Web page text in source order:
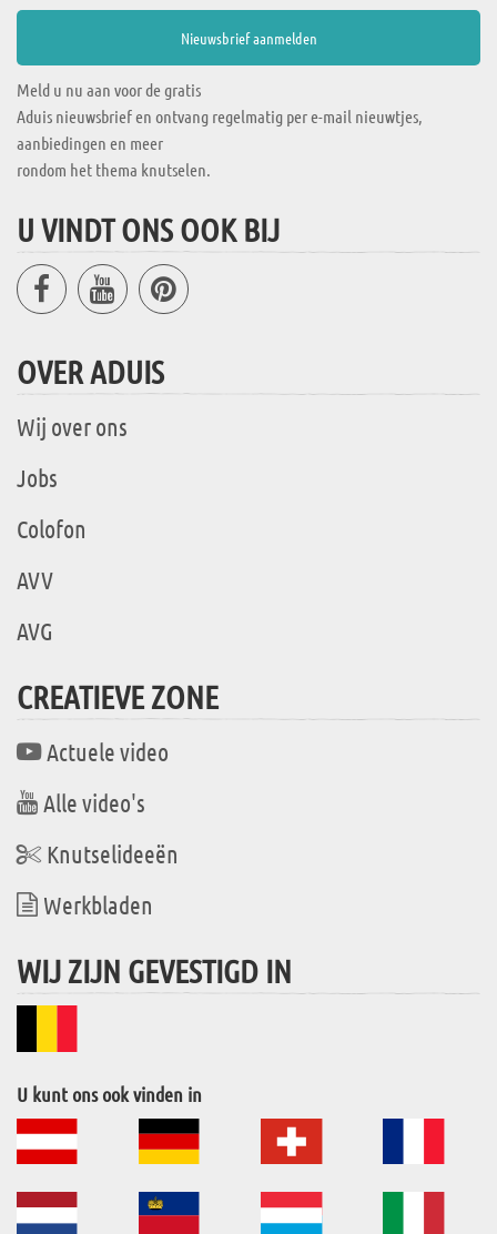
Meld u nu aan voor de gratis
Aduis nieuwsbrief en ontvang regelmatig per e-mail nieuwtjes,
aanbiedingen en meer
rondom het thema knutselen.
U VINDT ONS OOK BIJ
OVER ADUIS
Wij over ons
Jobs
Colofon
AVV
AVG
CREATIEVE ZONE
Actuele video
Alle video's
Knutselideeën
Werkbladen
WIJ ZIJN GEVESTIGD IN
U kunt ons ook vinden in